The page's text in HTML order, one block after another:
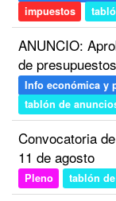
impuestos
ANUNCIO:
de
Info económica y
tablón de
Convocatoria
11 de agosto
Pleno tablón